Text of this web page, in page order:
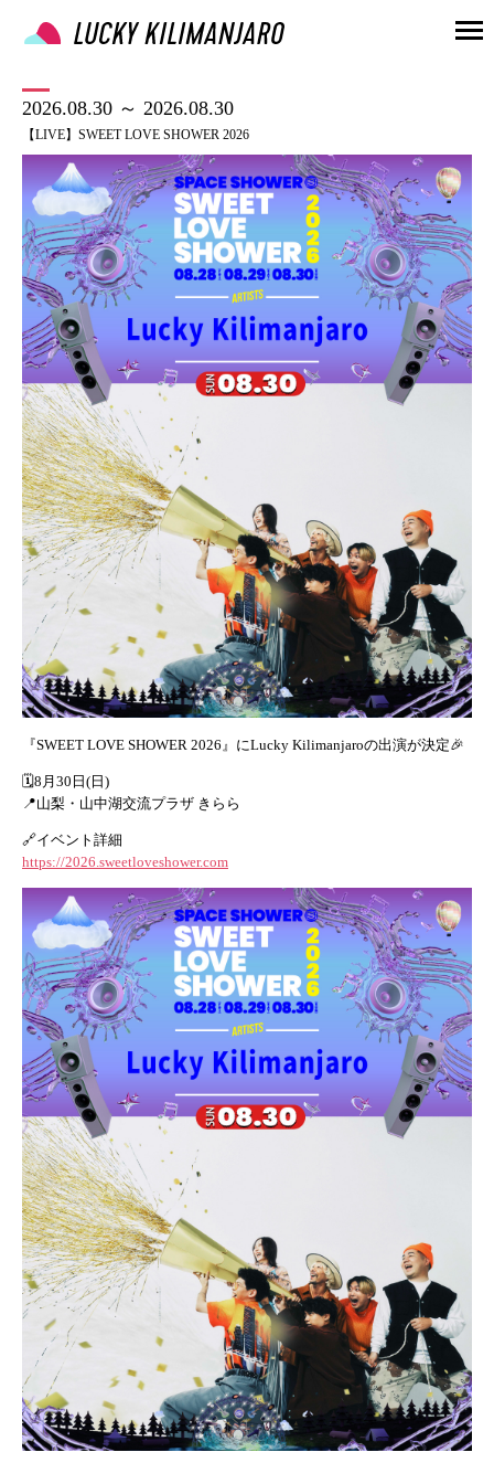
2026.08.30 ～ 2026.08.30
【LIVE】SWEET LOVE SHOWER 2026
『SWEET LOVE SHOWER 2026』にLucky Kilimanjaroの出演が決定🎉
🗓️8月30日(日)
📍山梨・山中湖交流プラザ きらら
🔗イベント詳細
https://2026.sweetloveshower.com